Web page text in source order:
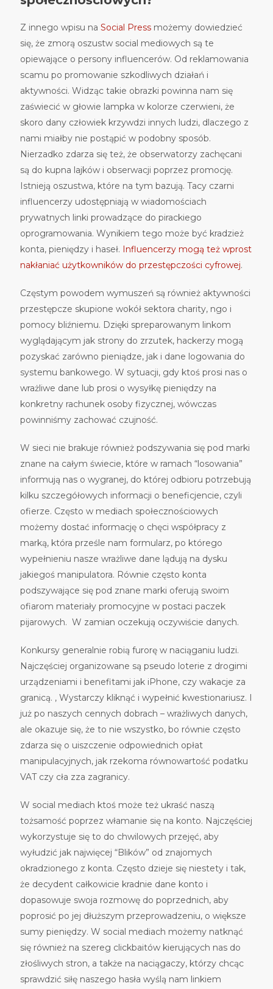
Z innego wpisu na Social Press możemy dowiedzieć
się, że zmorą oszustw social mediowych są te
opiewające o persony influencerów. Od reklamowania
scamu po promowanie szkodliwych działań i
aktywności. Widząc takie obrazki powinna nam się
zaświecić w głowie lampka w kolorze czerwieni, że
skoro dany człowiek krzywdzi innych ludzi, dlaczego z
nami miałby nie postąpić w podobny sposób.
Nierzadko zdarza się też, że obserwatorzy zachęcani
są do kupna lajków i obserwacji poprzez promocję.
Istnieją oszustwa, które na tym bazują. Tacy czarni
influencerzy udostępniają w wiadomościach
prywatnych linki prowadzące do pirackiego
oprogramowania. Wynikiem tego może być kradzież
konta, pieniędzy i haseł.
Influencerzy mogą też wprost
nakłaniać użytkowników do przestępczości cyfrowej.
Częstym powodem wymuszeń są również aktywności
przestępcze skupione wokół sektora charity, ngo i
pomocy bliźniemu. Dzięki spreparowanym linkom
wyglądającym jak strony do zrzutek, hackerzy mogą
pozyskać zarówno pieniądze, jak i dane logowania do
systemu bankowego. W sytuacji, gdy ktoś prosi nas o
wrażliwe dane lub prosi o wysyłkę pieniędzy na
konkretny rachunek osoby fizycznej, wówczas
powinniśmy zachować czujność.
W sieci nie brakuje również podszywania się pod marki
znane na całym świecie, które w ramach “losowania”
informują nas o wygranej, do której odbioru potrzebują
kilku szczegółowych informacji o beneficjencie, czyli
ofierze. Często w mediach społecznościowych
możemy dostać informację o chęci współpracy z
marką, która prześle nam formularz, po którego
wypełnieniu nasze wrażliwe dane lądują na dysku
jakiegoś manipulatora. Równie często konta
podszywające się pod znane marki oferują swoim
ofiarom materiały promocyjne w postaci paczek
pijarowych. W zamian oczekują oczywiście danych.
Konkursy generalnie robią furorę w naciąganiu ludzi.
Najczęściej organizowane są pseudo loterie z drogimi
urządzeniami i benefitami jak iPhone, czy wakacje za
granicą. , Wystarczy kliknąć i wypełnić kwestionariusz. I
już po naszych cennych dobrach – wrażliwych danych,
ale okazuje się, że to nie wszystko, bo równie często
zdarza się o uiszczenie odpowiednich opłat
manipulacyjnych, jak rzekoma równowartość podatku
VAT czy cła zza zagranicy.
W social mediach ktoś może też ukraść naszą
tożsamość poprzez włamanie się na konto. Najczęściej
wykorzystuje się to do chwilowych przejęć, aby
wyłudzić jak najwięcej “Blików” od znajomych
okradzionego z konta. Często dzieje się niestety i tak,
że decydent całkowicie kradnie dane konto i
dopasowuje swoja rozmowę do poprzednich, aby
poprosić po jej dłuższym przeprowadzeniu, o większe
sumy pieniędzy. W social mediach możemy natknąć
się również na szereg clickbaitów kierujących nas do
złośliwych stron, a także na naciągaczy, którzy chcąc
sprawdzić siłę naszego hasła wyślą nam linkiem